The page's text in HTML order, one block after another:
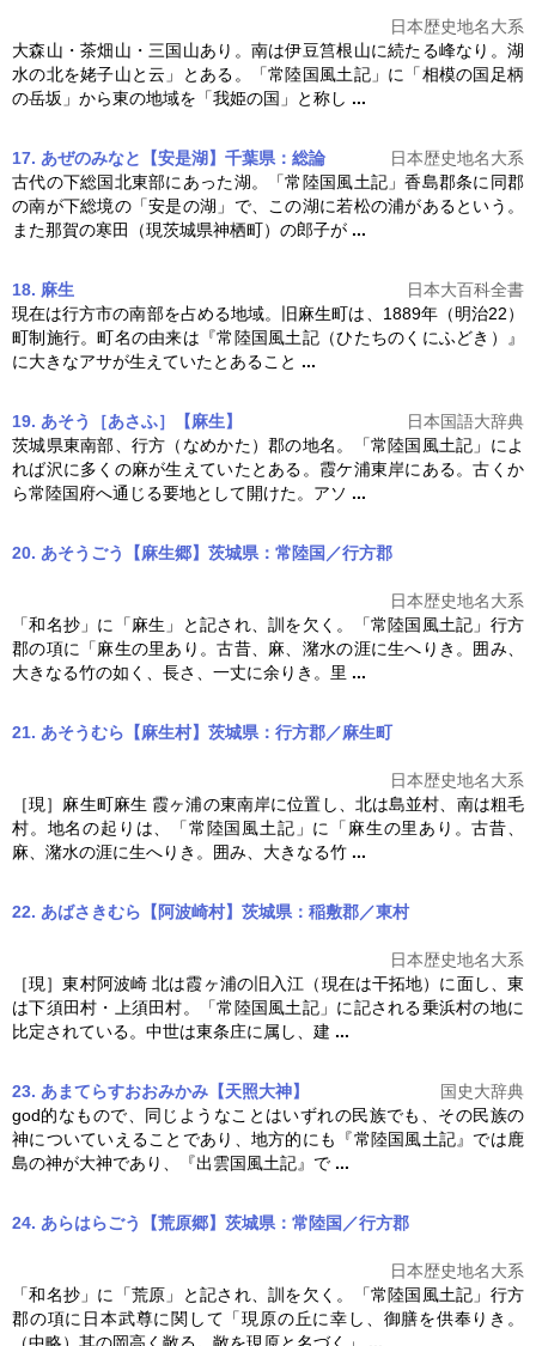
日本歴史地名大系
大森山・茶畑山・三国山あり。南は伊豆筥根山に続たる峰なり。湖
水の北を姥子山と云」とある。「常陸国風土記」に「相模の国足柄
の岳坂」から東の地域を「我姫の国」と称し ...
17. あぜのみなと【安是湖】千葉県：総論
日本歴史地名大系
古代の下総国北東部にあった湖。「常陸国風土記 」香島郡条に同郡
の南が下総境の「安是の湖」で、この湖に若松の浦があるという。
また那賀の寒田（現茨城県神栖町）の郎子が ...
18. 麻生
日本大百科全書
現在は行方市の南部を占める地域。旧麻生町は、1889年（明治22）
町制施行。町名の由来は『常陸国風土記（ひたちのくにふどき）』
に大きなアサが生えていたとあること ...
19. あそう［あさふ］【麻生】
日本国語大辞典
茨城県東南部、行方（なめかた）郡の地名。「常陸国風土記 」によ
れば沢に多くの麻が生えていたとある。霞ケ浦東岸にある。古くか
ら常陸国府へ通じる要地として開けた。アソ ...
20. あそうごう【麻生郷】茨城県：常陸国／行方郡
日本歴史地名大系
「和名抄」に「麻生」と記され、訓を欠く。「常陸国風土記 」行方
郡の項に「麻生の里あり。古昔、麻、潴水の涯に生へりき。囲み、
大きなる竹の如く、長さ、一丈に余りき。里 ...
21. あそうむら【麻生村】茨城県：行方郡／麻生町
日本歴史地名大系
［現］麻生町麻生 霞ヶ浦の東南岸に位置し、北は島並村、南は粗毛
村。地名の起りは、「常陸国風土記 」に「麻生の里あり。古昔、
麻、潴水の涯に生へりき。囲み、大きなる竹 ...
22. あばさきむら【阿波崎村】茨城県：稲敷郡／東村
日本歴史地名大系
［現］東村阿波崎 北は霞ヶ浦の旧入江（現在は干拓地）に面し、東
は下須田村・上須田村。「常陸国風土記」に記される乗浜村の地に
比定されている。中世は東条庄に属し、建 ...
23. あまてらすおおみかみ【天照大神】
国史大辞典
god的なもので、同じようなことはいずれの民族でも、その民族の
神についていえることであり、地方的にも『常陸国風土記』では鹿
島の神が大神であり、『出雲国風土記』で ...
24. あらはらごう【荒原郷】茨城県：常陸国／行方郡
日本歴史地名大系
「和名抄」に「荒原」と記され、訓を欠く。「常陸国風土記 」行方
郡の項に日本武尊に関して「現原の丘に幸し、御膳を供奉りき。
（中略）其の岡高く敞る。敞を現原と名づく」 ...